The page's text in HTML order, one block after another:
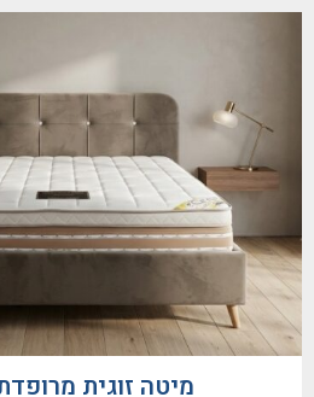
מיטה זוגית